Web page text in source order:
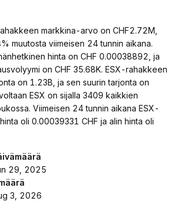
markkina-arvo on CHF2.72M,
muutosta viimeisen 24 tunnin aikana.
hinta on CHF 0.00038892, ja
on CHF 35.68K. ESX-rahakkeen
on 1.23B, ja sen suurin tarjonta on
ESX on sijalla 3409 kaikkien
Viimeisen 24 tunnin aikana ESX-
oli 0.00039331 CHF ja alin hinta oli
29, 2025
3, 2026